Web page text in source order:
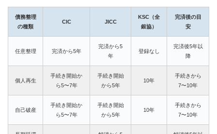
債務整理
の種類
CIC JICC
KSC（全
銀協）
完済後の目
安
任意整理 完済から5年
完済から5
年
登録なし
完済後5年以
降
個人再生
手続き開始か
ら5〜7年
手続き開始
から5年
10年
手続きから
7〜10年
自己破産
手続き開始か
ら5〜7年
手続き開始
から5年
10年
手続きから
7〜10年